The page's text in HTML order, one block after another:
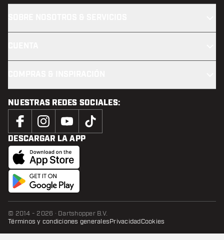
NUESTRAS REDES SOCIALES:
DESCARGAR LA APP
© 2014 - 2026 · Dartshopper B.V.
Términos y condiciones generalesPrivacidadCookies